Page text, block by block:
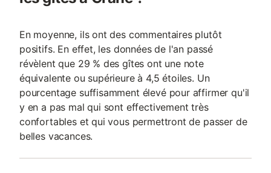
En moyenne, ils ont des commentaires plutôt
positifs. En effet, les données de l'an passé
révèlent que 29 % des gîtes ont une note
équivalente ou supérieure à 4,5 étoiles. Un
pourcentage suffisamment élevé pour affirmer qu'il
y en a pas mal qui sont effectivement très
confortables et qui vous permettront de passer de
belles vacances.